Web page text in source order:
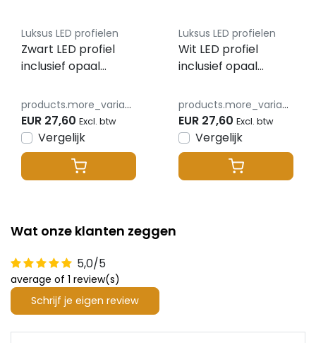
Luksus LED profielen
Zwart LED profiel
inclusief opaal
x 30,92 mm -
XL306ZWART
products.more_variants_available
EUR 27,60 Excl. btw
Vergelijk
Luksus LED profielen
Wit LED profiel
inclusief opaal
x 30,92 mm -
XL306WIT
products.more_variants_available
EUR 27,60 Excl. btw
Vergelijk
Wat onze klanten zeggen
5,0/5
average of 1 review(s)
Schrijf je eigen review